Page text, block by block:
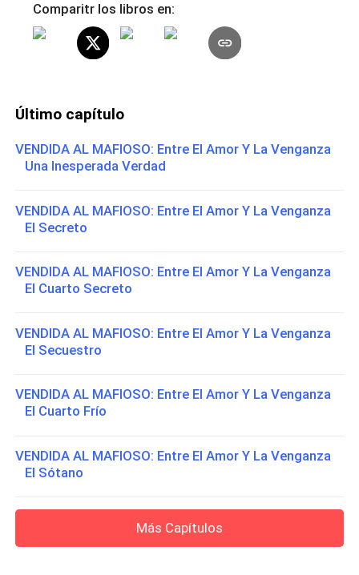
Comparitr los libros en:
Último capítulo
VENDIDA AL MAFIOSO: Entre El Amor Y La Venganza
Una Inesperada Verdad
VENDIDA AL MAFIOSO: Entre El Amor Y La Venganza
El Secreto
VENDIDA AL MAFIOSO: Entre El Amor Y La Venganza
El Cuarto Secreto
VENDIDA AL MAFIOSO: Entre El Amor Y La Venganza
El Secuestro
VENDIDA AL MAFIOSO: Entre El Amor Y La Venganza
El Cuarto Frío
VENDIDA AL MAFIOSO: Entre El Amor Y La Venganza
El Sótano
Más Capítulos